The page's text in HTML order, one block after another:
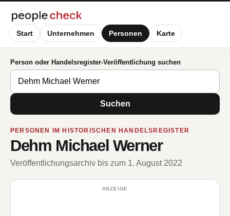
Start Unternehmen Personen Karte
Person oder Handelsregister-Veröffentlichung suchen
Suchen
PERSONEN IM HISTORISCHEN HANDELSREGISTER
Dehm Michael Werner
Veröffentlichungsarchiv bis zum 1. August 2022
ANZEIGE